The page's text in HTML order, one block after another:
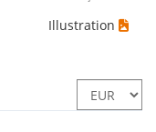
Illustration